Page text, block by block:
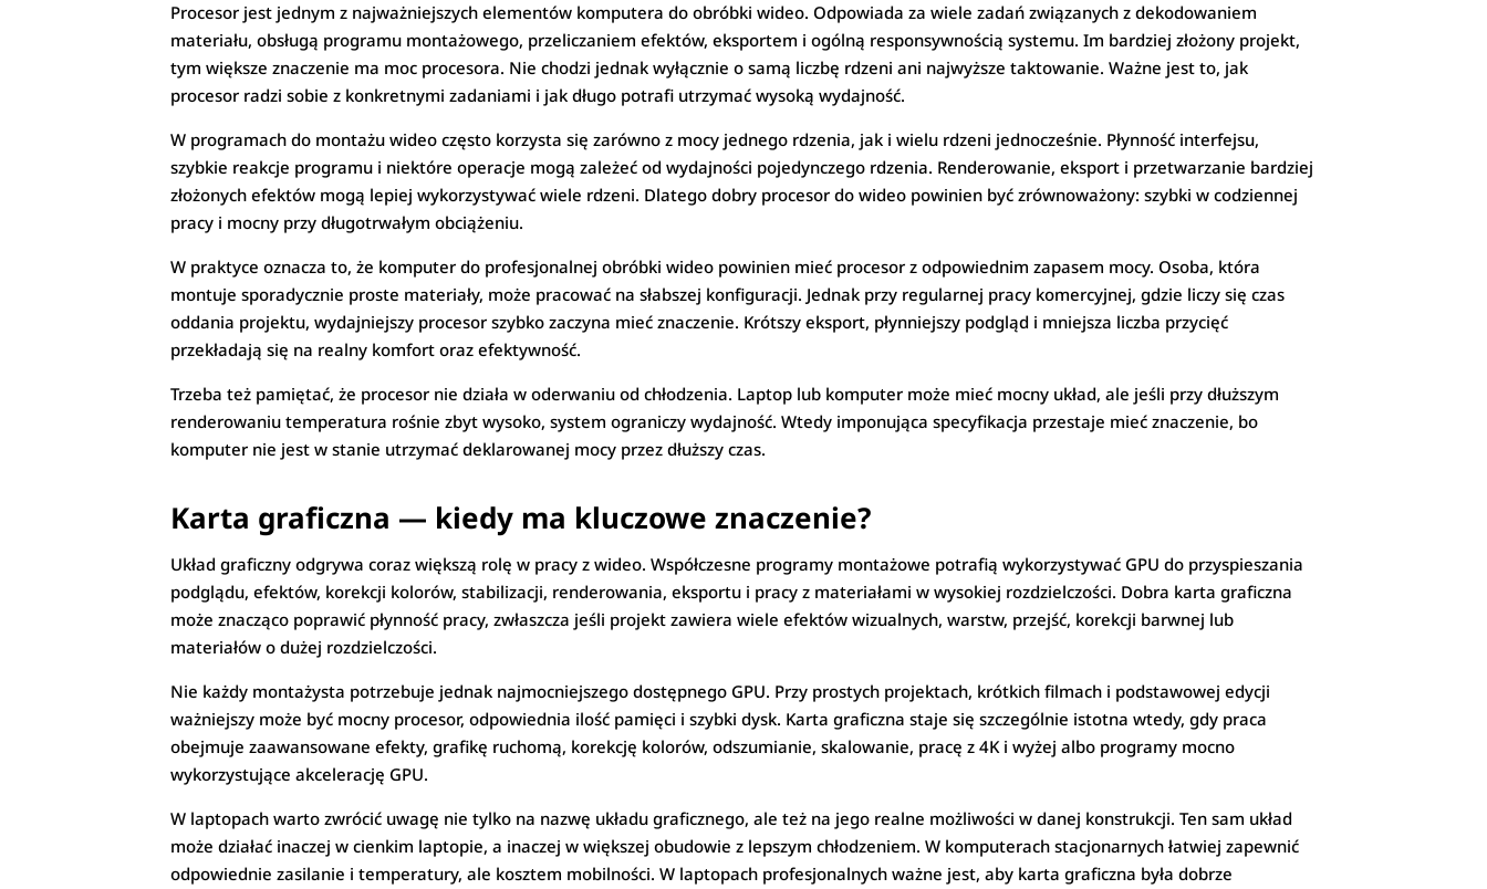
Procesor jest jednym z najważniejszych elementów komputera do obróbki wideo. Odpowiada za wiele zadań związanych z dekodowaniem
materiału, obsługą programu montażowego, przeliczaniem efektów, eksportem i ogólną responsywnością systemu. Im bardziej złożony projekt,
tym większe znaczenie ma moc procesora. Nie chodzi jednak wyłącznie o samą liczbę rdzeni ani najwyższe taktowanie. Ważne jest to, jak
procesor radzi sobie z konkretnymi zadaniami i jak długo potrafi utrzymać wysoką wydajność.
W programach do montażu wideo często korzysta się zarówno z mocy jednego rdzenia, jak i wielu rdzeni jednocześnie. Płynność interfejsu,
szybkie reakcje programu i niektóre operacje mogą zależeć od wydajności pojedynczego rdzenia. Renderowanie, eksport i przetwarzanie bardziej
złożonych efektów mogą lepiej wykorzystywać wiele rdzeni. Dlatego dobry procesor do wideo powinien być zrównoważony: szybki w codziennej
pracy i mocny przy długotrwałym obciążeniu.
W praktyce oznacza to, że komputer do profesjonalnej obróbki wideo powinien mieć procesor z odpowiednim zapasem mocy. Osoba, która
montuje sporadycznie proste materiały, może pracować na słabszej konfiguracji. Jednak przy regularnej pracy komercyjnej, gdzie liczy się czas
oddania projektu, wydajniejszy procesor szybko zaczyna mieć znaczenie. Krótszy eksport, płynniejszy podgląd i mniejsza liczba przycięć
przekładają się na realny komfort oraz efektywność.
Trzeba też pamiętać, że procesor nie działa w oderwaniu od chłodzenia. Laptop lub komputer może mieć mocny układ, ale jeśli przy dłuższym
renderowaniu temperatura rośnie zbyt wysoko, system ograniczy wydajność. Wtedy imponująca specyfikacja przestaje mieć znaczenie, bo
komputer nie jest w stanie utrzymać deklarowanej mocy przez dłuższy czas.
Karta graficzna — kiedy ma kluczowe znaczenie?
Układ graficzny odgrywa coraz większą rolę w pracy z wideo. Współczesne programy montażowe potrafią wykorzystywać GPU do przyspieszania
podglądu, efektów, korekcji kolorów, stabilizacji, renderowania, eksportu i pracy z materiałami w wysokiej rozdzielczości. Dobra karta graficzna
może znacząco poprawić płynność pracy, zwłaszcza jeśli projekt zawiera wiele efektów wizualnych, warstw, przejść, korekcji barwnej lub
materiałów o dużej rozdzielczości.
Nie każdy montażysta potrzebuje jednak najmocniejszego dostępnego GPU. Przy prostych projektach, krótkich filmach i podstawowej edycji
ważniejszy może być mocny procesor, odpowiednia ilość pamięci i szybki dysk. Karta graficzna staje się szczególnie istotna wtedy, gdy praca
obejmuje zaawansowane efekty, grafikę ruchomą, korekcję kolorów, odszumianie, skalowanie, pracę z 4K i wyżej albo programy mocno
wykorzystujące akcelerację GPU.
W laptopach warto zwrócić uwagę nie tylko na nazwę układu graficznego, ale też na jego realne możliwości w danej konstrukcji. Ten sam układ
może działać inaczej w cienkim laptopie, a inaczej w większej obudowie z lepszym chłodzeniem. W komputerach stacjonarnych łatwiej zapewnić
odpowiednie zasilanie i temperatury, ale kosztem mobilności. W laptopach profesjonalnych ważne jest, aby karta graficzna była dobrze